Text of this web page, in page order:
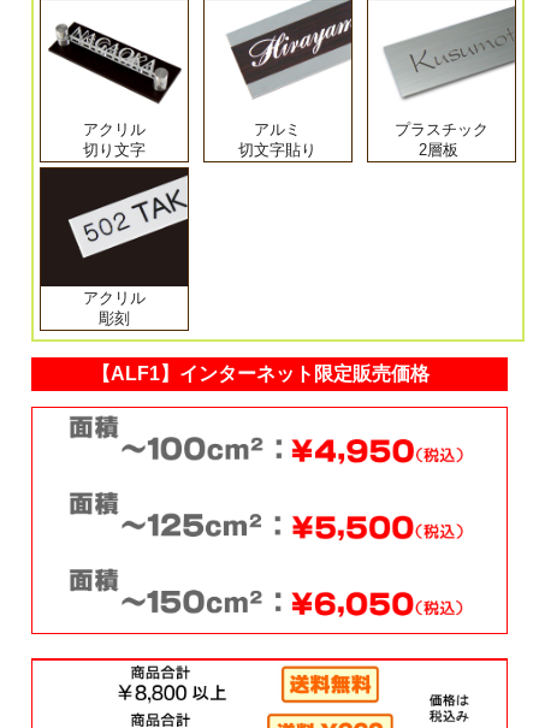
アクリル
切り文字
アルミ
切文字貼り
プラスチック
2層板
アクリル
彫刻
【ALF1】インターネット限定販売価格